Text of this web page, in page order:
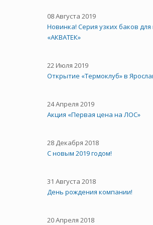
08 Августа 2019
Новинка! Серия узких баков
«АКВАТЕК»
22 Июля 2019
Открытие «Термоклуб» в
24 Апреля 2019
Акция «Первая цена на ЛОС»
28 Декабря 2018
С новым 2019 годом!
31 Августа 2018
День рождения компании!
20 Апреля 2018